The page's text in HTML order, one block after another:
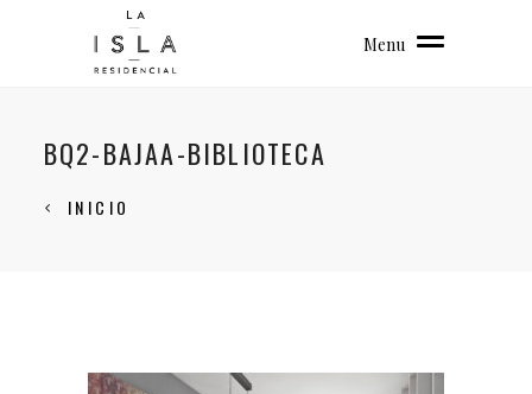
Menu
BQ2-BAJAA-BIBLIOTECA
INICIO